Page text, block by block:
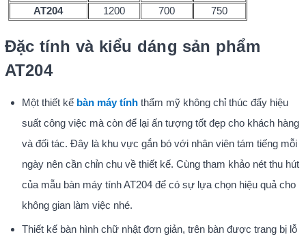
AT204
1200 700 750
Đặc tính và kiểu dáng sản phẩm
AT204
Một thiết kế bàn máy tínhthẩm mỹ không chỉ thúc đẩy hiệu
suất công việc mà còn để lại ấn tượng tốt đẹp cho khách hàng
và đối tác. Đây là khu vực gắn bó với nhân viên tám tiếng mỗi
ngày nên cần chỉn chu về thiết kế. Cùng tham khảo nét thu hút
của mẫu bàn máy tính AT204 để có sự lựa chọn hiệu quả cho
không gian làm việc nhé.
Thiết kế bàn hình chữ nhật đơn giản, trên bàn được trang bị lỗ